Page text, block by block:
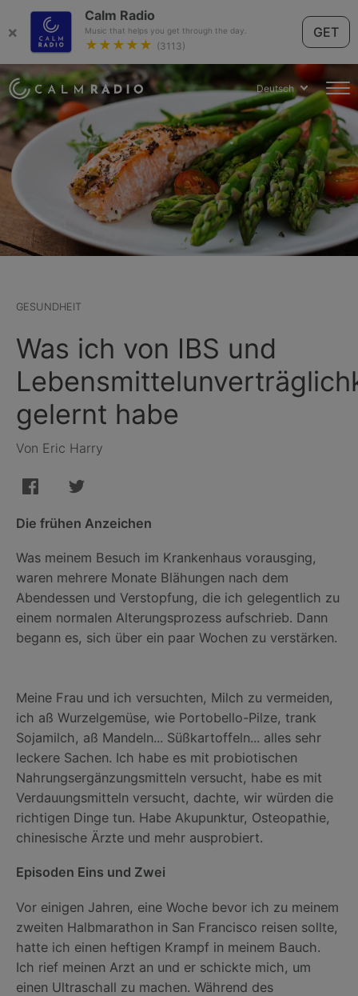
×
Calm Radio
Music that helps you get through the day.
★★★★★ (3113)
GET
Deutsch
GESUNDHEIT
Was ich von IBS und
gelernt habe
Von Eric Harry
Die frühen Anzeichen
Was meinem Besuch im Krankenhaus vorausging,
waren mehrere Monate Blähungen nach dem
Abendessen und Verstopfung, die ich gelegentlich zu
einem normalen Alterungsprozess aufschrieb. Dann
begann es, sich über ein paar Wochen zu verstärken.
Meine Frau und ich versuchten, Milch zu vermeiden,
ich aß Wurzelgemüse, wie Portobello-Pilze, trank
Sojamilch, aß Mandeln... Süßkartoffeln... alles sehr
leckere Sachen. Ich habe es mit probiotischen
Nahrungsergänzungsmitteln versucht, habe es mit
Verdauungsmitteln versucht, dachte, wir würden die
richtigen Dinge tun. Habe Akupunktur, Osteopathie,
chinesische Ärzte und mehr ausprobiert.
Episoden Eins und Zwei
Vor einigen Jahren, eine Woche bevor ich zu meinem
zweiten Halbmarathon in San Francisco reisen sollte,
hatte ich einen heftigen Krampf in meinem Bauch.
Ich rief meinen Arzt an und er schickte mich, um
einen Ultraschall zu machen. Während des